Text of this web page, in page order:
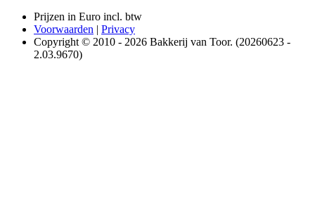
Prijzen in Euro incl. btw
Voorwaarden | Privacy
Copyright © 2010 - 2026 Bakkerij van Toor. (20260623 -
2.03.9670)